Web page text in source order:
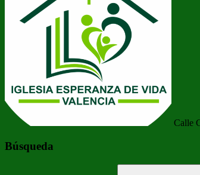
Calle
Búsqueda